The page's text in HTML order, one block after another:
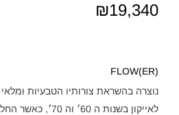
₪19,340
(FLOW(ER
נוצרה בהשראת צורותיו הטבעיות
לאייקון בשנות ה 60׳ וה 70׳, כאשר החל להוות סמ